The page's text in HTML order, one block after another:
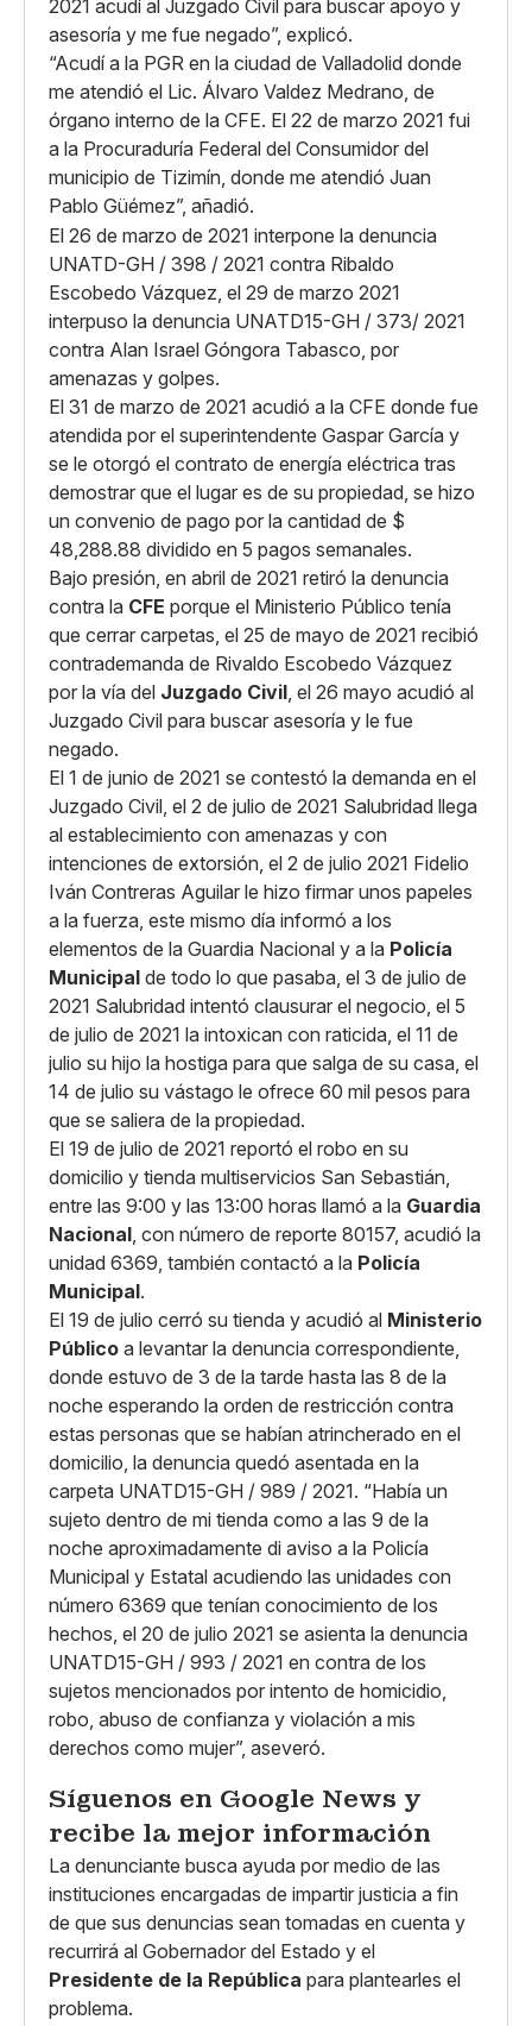
2021 acudí al Juzgado Civil para buscar apoyo y
asesoría y me fue negado”, explicó.
“Acudí a la PGR en la ciudad de Valladolid donde
me atendió el Lic. Álvaro Valdez Medrano, de
órgano interno de la CFE. El 22 de marzo 2021 fui
a la Procuraduría Federal del Consumidor del
municipio de Tizimín, donde me atendió Juan
Pablo Güémez”, añadió.
El 26 de marzo de 2021 interpone la denuncia
UNATD-GH / 398 / 2021 contra Ribaldo
Escobedo Vázquez, el 29 de marzo 2021
interpuso la denuncia UNATD15-GH / 373/ 2021
contra Alan Israel Góngora Tabasco, por
amenazas y golpes.
El 31 de marzo de 2021 acudió a la CFE donde fue
atendida por el superintendente Gaspar García y
se le otorgó el contrato de energía eléctrica tras
demostrar que el lugar es de su propiedad, se hizo
un convenio de pago por la cantidad de $
48,288.88 dividido en 5 pagos semanales.
Bajo presión, en abril de 2021 retiró la denuncia
contra la CFE porque el Ministerio Público tenía
que cerrar carpetas, el 25 de mayo de 2021 recibió
contrademanda de Rivaldo Escobedo Vázquez
por la vía del Juzgado Civil, el 26 mayo acudió al
Juzgado Civil para buscar asesoría y le fue
negado.
El 1 de junio de 2021 se contestó la demanda en el
Juzgado Civil, el 2 de julio de 2021 Salubridad llega
al establecimiento con amenazas y con
intenciones de extorsión, el 2 de julio 2021 Fidelio
Iván Contreras Aguilar le hizo firmar unos papeles
a la fuerza, este mismo día informó a los
elementos de la Guardia Nacional y a la Policía
Municipal de todo lo que pasaba, el 3 de julio de
2021 Salubridad intentó clausurar el negocio, el 5
de julio de 2021 la intoxican con raticida, el 11 de
julio su hijo la hostiga para que salga de su casa, el
14 de julio su vástago le ofrece 60 mil pesos para
que se saliera de la propiedad.
El 19 de julio de 2021 reportó el robo en su
domicilio y tienda multiservicios San Sebastián,
entre las 9:00 y las 13:00 horas llamó a la Guardia
Nacional, con número de reporte 80157, acudió la
unidad 6369, también contactó a la Policía
Municipal.
El 19 de julio cerró su tienda y acudió al Ministerio
Público a levantar la denuncia correspondiente,
donde estuvo de 3 de la tarde hasta las 8 de la
noche esperando la orden de restricción contra
estas personas que se habían atrincherado en el
domicilio, la denuncia quedó asentada en la
carpeta UNATD15-GH / 989 / 2021. “Había un
sujeto dentro de mi tienda como a las 9 de la
noche aproximadamente di aviso a la Policía
Municipal y Estatal acudiendo las unidades con
número 6369 que tenían conocimiento de los
hechos, el 20 de julio 2021 se asienta la denuncia
UNATD15-GH / 993 / 2021 en contra de los
sujetos mencionados por intento de homicidio,
robo, abuso de confianza y violación a mis
derechos como mujer”, aseveró.
Síguenos en Google News y
recibe la mejor información
La denunciante busca ayuda por medio de las
instituciones encargadas de impartir justicia a fin
de que sus denuncias sean tomadas en cuenta y
recurrirá al Gobernador del Estado y el
Presidente de la República para plantearles el
problema.